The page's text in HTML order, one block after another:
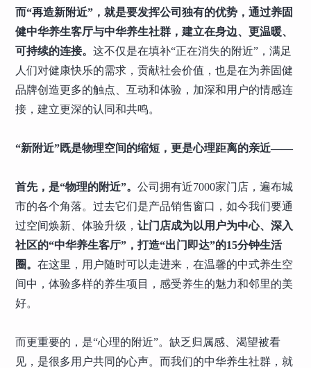
而“再造新附近”，就是要发挥公司独有的优势，通过养固
健中华养生客厅与中华养生社群，建立在身边、更温暖、
可持续的连接。这不仅是在填补“正在消失的附近”，满足
人们对健康快乐的需求，贡献社会价值，也是在为养固健
品牌创造更多的触点、互动和体验，加深和用户的情感连
接，建立更深的认同和共鸣。
“新附近”既是物理空间的缩短，更是心理距离的亲近——
首先，是“物理的附近”。公司拥有近7000家门店，遍布城
市的各个角落。过去它们是产品销售窗口，如今我们要通
过空间焕新、体验升级，让门店成为以用户为中心、深入
社区的“中华养生客厅”，打造“出门即达”的15分钟生活
圈。在这里，用户随时可以走进来，在温馨的中式养生空
间中，体验多样的养生项目，感受养生的魅力和邻里的美
好。
而更重要的，是“心理的附近”。缺乏归属感、渴望被看
见，是很多用户共同的心声。而我们的中华养生社群，就